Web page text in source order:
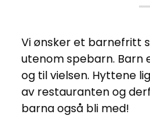
Vi ønsker et barnefritt
utenom spebarn. Barn
og til vielsen. Hyttene
av restauranten og
barna også bli med!